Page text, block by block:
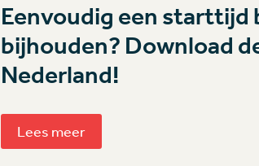
Eenvoudig een starttijd
bijhouden? Download
Nederland!
Lees meer